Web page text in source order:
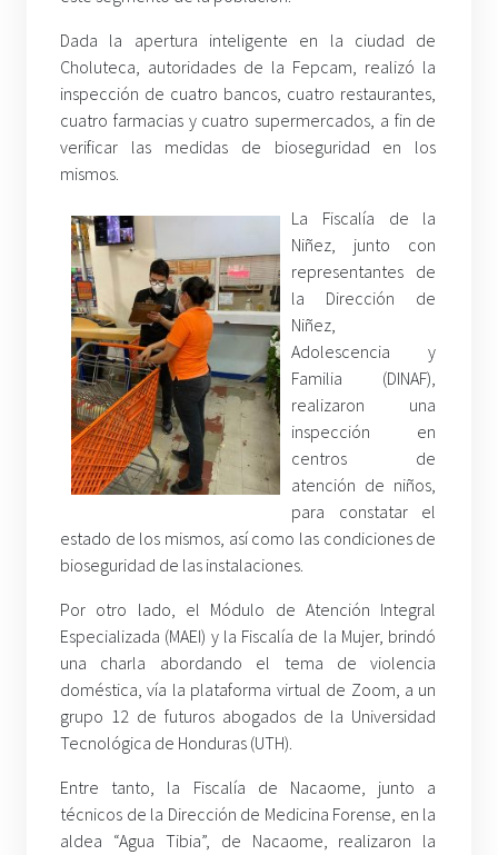
Dada la apertura inteligente en la ciudad de
Choluteca, autoridades de la Fepcam, realizó la
inspección de cuatro bancos, cuatro restaurantes,
cuatro farmacias y cuatro supermercados, a fin de
verificar las medidas de bioseguridad en los
mismos.
La Fiscalía de la
Niñez, junto con
representantes de
la Dirección de
Niñez,
Adolescencia y
Familia (DINAF),
realizaron una
inspección en
centros de
atención de niños,
para constatar el
estado de los mismos, así como las condiciones de
bioseguridad de las instalaciones.
Por otro lado, el Módulo de Atención Integral
Especializada (MAEI) y la Fiscalía de la Mujer, brindó
una charla abordando el tema de violencia
doméstica, vía la plataforma virtual de Zoom, a un
grupo 12 de futuros abogados de la Universidad
Tecnológica de Honduras (UTH).
Entre tanto, la Fiscalía de Nacaome, junto a
técnicos de la Dirección de Medicina Forense, en la
aldea “Agua Tibia”, de Nacaome, realizaron la